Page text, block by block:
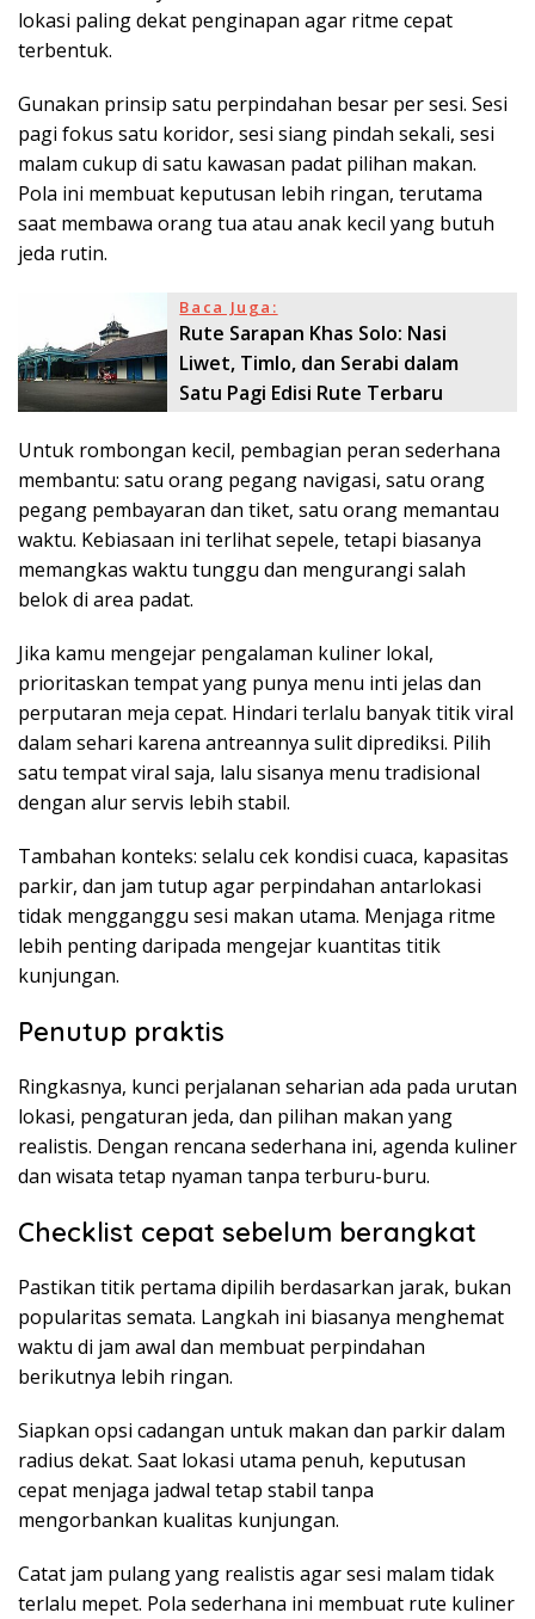
lokasi paling dekat penginapan agar ritme cepat
terbentuk.
Gunakan prinsip satu perpindahan besar per sesi. Sesi
pagi fokus satu koridor, sesi siang pindah sekali, sesi
malam cukup di satu kawasan padat pilihan makan.
Pola ini membuat keputusan lebih ringan, terutama
saat membawa orang tua atau anak kecil yang butuh
jeda rutin.
Baca Juga:
Rute Sarapan Khas Solo: Nasi
Liwet, Timlo, dan Serabi dalam
Satu Pagi Edisi Rute Terbaru
Untuk rombongan kecil, pembagian peran sederhana
membantu: satu orang pegang navigasi, satu orang
pegang pembayaran dan tiket, satu orang memantau
waktu. Kebiasaan ini terlihat sepele, tetapi biasanya
memangkas waktu tunggu dan mengurangi salah
belok di area padat.
Jika kamu mengejar pengalaman kuliner lokal,
prioritaskan tempat yang punya menu inti jelas dan
perputaran meja cepat. Hindari terlalu banyak titik viral
dalam sehari karena antreannya sulit diprediksi. Pilih
satu tempat viral saja, lalu sisanya menu tradisional
dengan alur servis lebih stabil.
Tambahan konteks: selalu cek kondisi cuaca, kapasitas
parkir, dan jam tutup agar perpindahan antarlokasi
tidak mengganggu sesi makan utama. Menjaga ritme
lebih penting daripada mengejar kuantitas titik
kunjungan.
Penutup praktis
Ringkasnya, kunci perjalanan seharian ada pada urutan
lokasi, pengaturan jeda, dan pilihan makan yang
realistis. Dengan rencana sederhana ini, agenda kuliner
dan wisata tetap nyaman tanpa terburu-buru.
Checklist cepat sebelum berangkat
Pastikan titik pertama dipilih berdasarkan jarak, bukan
popularitas semata. Langkah ini biasanya menghemat
waktu di jam awal dan membuat perpindahan
berikutnya lebih ringan.
Siapkan opsi cadangan untuk makan dan parkir dalam
radius dekat. Saat lokasi utama penuh, keputusan
cepat menjaga jadwal tetap stabil tanpa
mengorbankan kualitas kunjungan.
Catat jam pulang yang realistis agar sesi malam tidak
terlalu mepet. Pola sederhana ini membuat rute kuliner